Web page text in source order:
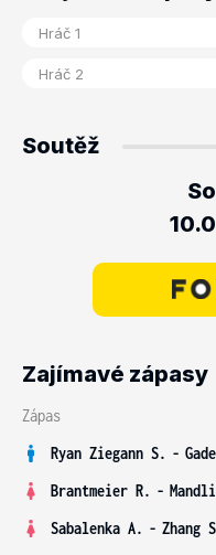
Soutěž
Zajímavé zápasy
Zápas
Ryan Ziegann S. -
Brantmeier R. -
Sabalenka A. - Zhang